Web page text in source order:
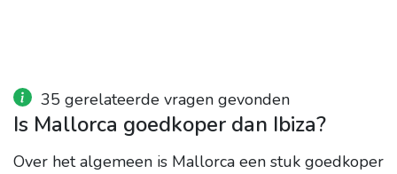
35 gerelateerde vragen gevonden
Is Mallorca goedkoper dan Ibiza?
Over het algemeen is Mallorca een stuk goedkoper